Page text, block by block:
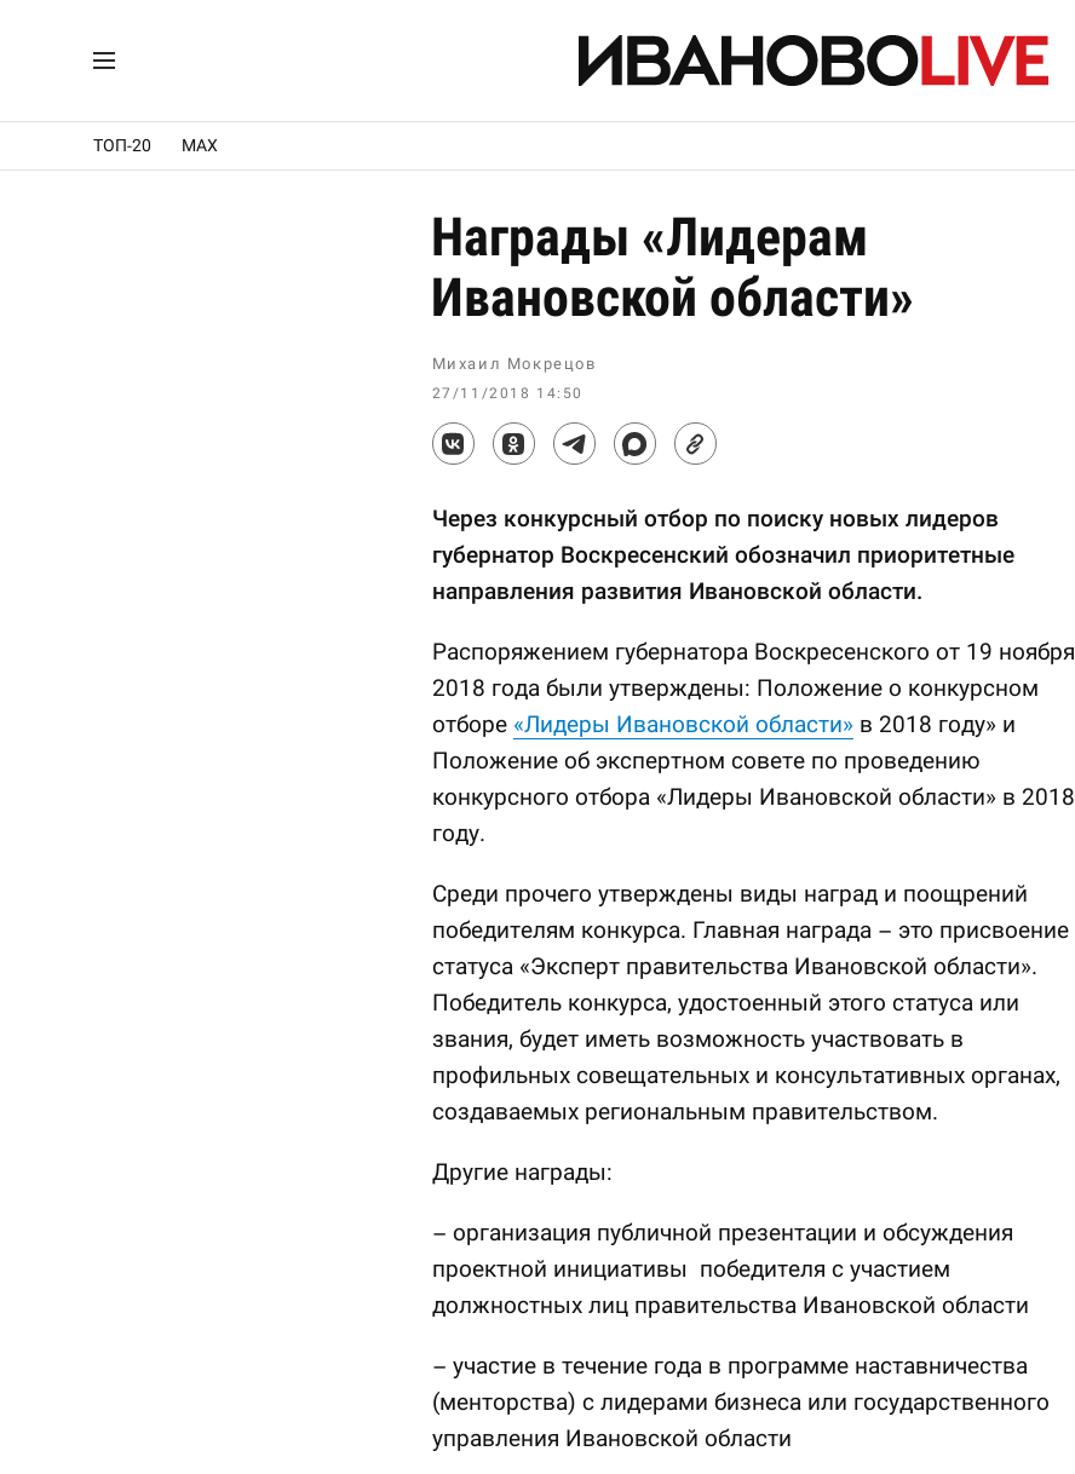
ТОП-20 MAX
Награды «Лидерам
Ивановской области»
Михаил Мокрецов
27/11/2018 14:50
Через конкурсный отбор по поиску новых лидеров
губернатор Воскресенский обозначил приоритетные
направления развития Ивановской области.
Распоряжением губернатора Воскресенского от 19 ноября
2018 года были утверждены: Положение о конкурсном
отборе «Лидеры Ивановской области» в 2018 году» и
Положение об экспертном совете по проведению
конкурсного отбора «Лидеры Ивановской области» в 2018
году.
Среди прочего утверждены виды наград и поощрений
победителям конкурса. Главная награда – это присвоение
статуса «Эксперт правительства Ивановской области».
Победитель конкурса, удостоенный этого статуса или
звания, будет иметь возможность участвовать в
профильных совещательных и консультативных органах,
создаваемых региональным правительством.
Другие награды:
– организация публичной презентации и обсуждения
проектной инициативы победителя с участием
должностных лиц правительства Ивановской области
– участие в течение года в программе наставничества
(менторства) с лидерами бизнеса или государственного
управления Ивановской области